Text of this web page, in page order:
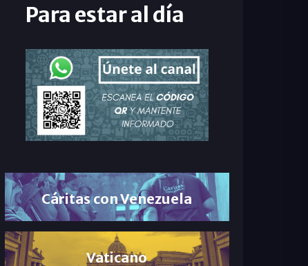
Para estar al día
Cáritas con Venezuela
Vaticano